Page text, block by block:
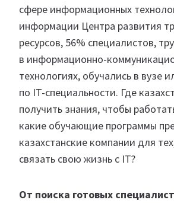
сфере информационных
информации Центра развития
ресурсов, 56% специалистов,
в информационно-
технологиях, обучались в вузе
по IT-специальности. Где
получить знания, чтобы
какие обучающие программы
казахстанские компании для
связать свою жизнь с IT?
От поиска готовых